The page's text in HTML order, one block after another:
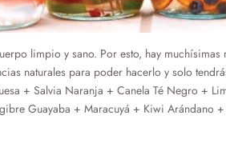
limpio y sano. Por esto, hay
naturales para poder hacerlo y solo
+ Salvia Naranja + Canela Té Negro +
Guayaba + Maracuyá + Kiwi Arándano